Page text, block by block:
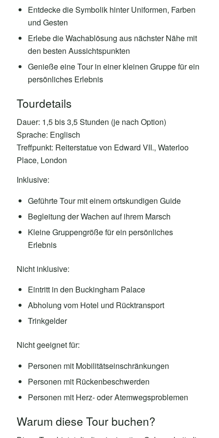
Entdecke die Symbolik hinter Uniformen, Farben
und Gesten
Erlebe die Wachablösung aus nächster Nähe mit
den besten Aussichtspunkten
Genieße eine Tour in einer kleinen Gruppe für ein
persönliches Erlebnis
Tourdetails
Dauer: 1,5 bis 3,5 Stunden (je nach Option)
Sprache: Englisch
Treffpunkt: Reiterstatue von Edward VII., Waterloo
Place, London
Inklusive:
Geführte Tour mit einem ortskundigen Guide
Begleitung der Wachen auf ihrem Marsch
Kleine Gruppengröße für ein persönliches
Erlebnis
Nicht inklusive:
Eintritt in den Buckingham Palace
Abholung vom Hotel und Rücktransport
Trinkgelder
Nicht geeignet für:
Personen mit Mobilitätseinschränkungen
Personen mit Rückenbeschwerden
Personen mit Herz- oder Atemwegsproblemen
Warum diese Tour buchen?